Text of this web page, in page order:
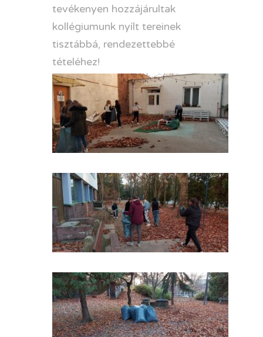
tevékenyen hozzájárultak
kollégiumunk nyílt tereinek
tisztábbá, rendezettebbé
tételéhez!